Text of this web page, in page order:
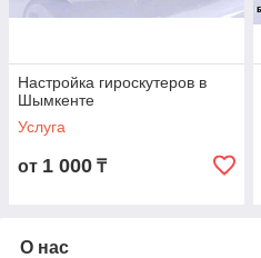
Настройка гироскутеров в
Шымкенте
Услуга
от 1 000 ₸
О нас